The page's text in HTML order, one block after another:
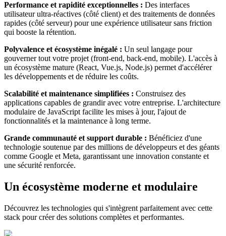
Performance et rapidité exceptionnelles : Des interfaces
utilisateur ultra-réactives (côté client) et des traitements de données
rapides (côté serveur) pour une expérience utilisateur sans friction
qui booste la rétention.
Polyvalence et écosystème inégalé : Un seul langage pour
gouverner tout votre projet (front-end, back-end, mobile). L'accès à
un écosystème mature (React, Vue.js, Node.js) permet d'accélérer
les développements et de réduire les coûts.
Scalabilité et maintenance simplifiées : Construisez des
applications capables de grandir avec votre entreprise. L'architecture
modulaire de JavaScript facilite les mises à jour, l'ajout de
fonctionnalités et la maintenance à long terme.
Grande communauté et support durable : Bénéficiez d'une
technologie soutenue par des millions de développeurs et des géants
comme Google et Meta, garantissant une innovation constante et
une sécurité renforcée.
Un écosystème moderne et modulaire
Découvrez les technologies qui s'intègrent parfaitement avec cette
stack pour créer des solutions complètes et performantes.